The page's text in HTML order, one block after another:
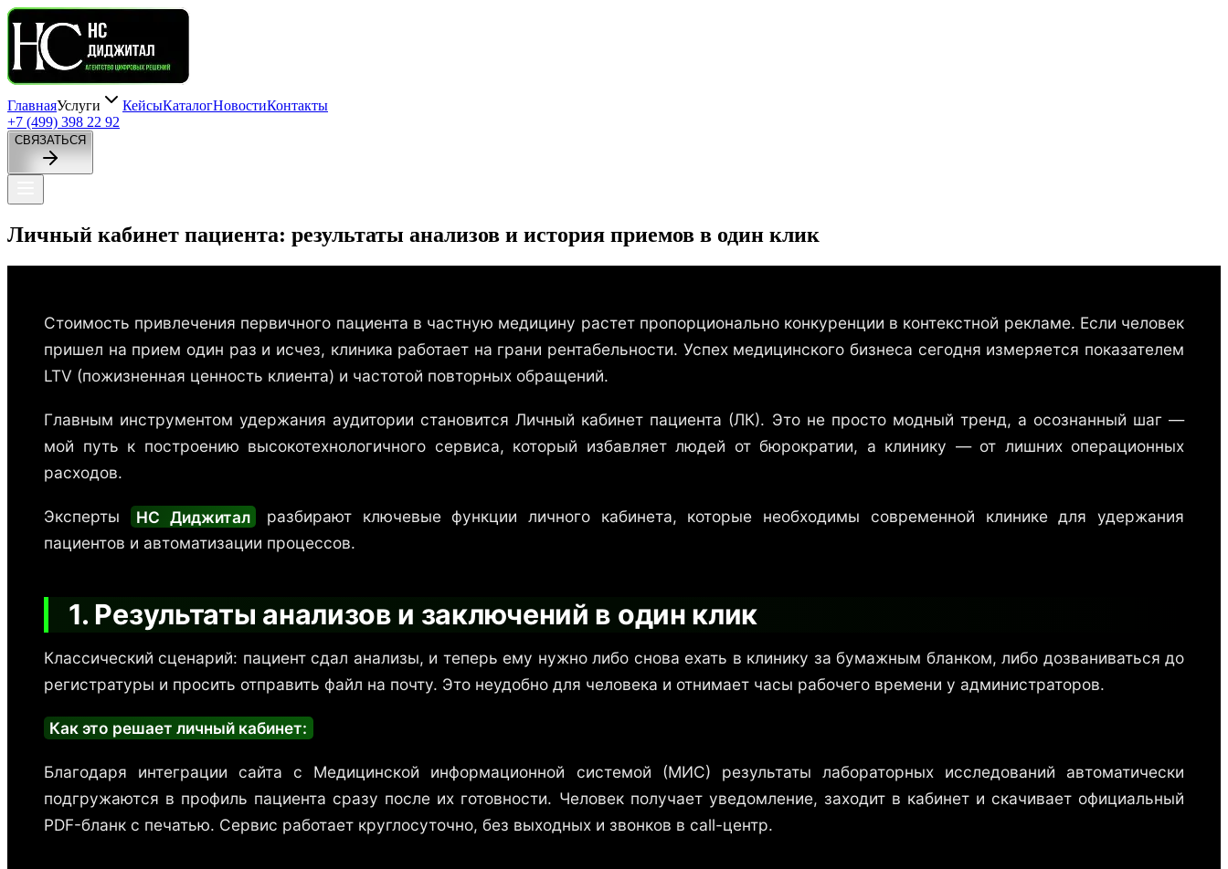
ГлавнаяУслуги КейсыКаталогНовостиКонтакты
+7 (499) 398 22 92
СВЯЗАТЬСЯ
Личный кабинет пациента: результаты анализов и история приемов в один клик
Стоимость привлечения первичного пациента в частную медицину растет пропорционально конкуренции в контекстной рекламе. Если человек
пришел на прием один раз и исчез, клиника работает на грани рентабельности. Успех медицинского бизнеса сегодня измеряется показателем
LTV (пожизненная ценность клиента) и частотой повторных обращений.
Главным инструментом удержания аудитории становится Личный кабинет пациента (ЛК). Это не просто модный тренд, а осознанный шаг —
мой путь к построению высокотехнологичного сервиса, который избавляет людей от бюрократии, а клинику — от лишних операционных
расходов.
Эксперты НС Диджитал
разбирают ключевые функции личного кабинета, которые необходимы современной клинике для удержания
пациентов и автоматизации процессов.
1. Результаты анализов и заключений в один клик
Классический сценарий: пациент сдал анализы, и теперь ему нужно либо снова ехать в клинику за бумажным бланком, либо дозваниваться до
регистратуры и просить отправить файл на почту. Это неудобно для человека и отнимает часы рабочего времени у администраторов.
Как это решает личный кабинет:
Благодаря интеграции сайта с Медицинской информационной системой (МИС) результаты лабораторных исследований автоматически
подгружаются в профиль пациента сразу после их готовности. Человек получает уведомление, заходит в кабинет и скачивает официальный
PDF-бланк с печатью. Сервис работает круглосуточно, без выходных и звонков в call-центр.